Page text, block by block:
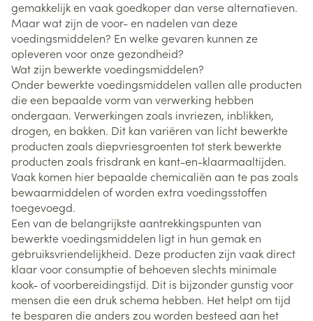
gemakkelijk en vaak goedkoper dan verse alternatieven.
Maar wat zijn de voor- en nadelen van deze
voedingsmiddelen? En welke gevaren kunnen ze
opleveren voor onze gezondheid?
Wat zijn bewerkte voedingsmiddelen?
Onder bewerkte voedingsmiddelen vallen alle producten
die een bepaalde vorm van verwerking hebben
ondergaan. Verwerkingen zoals invriezen, inblikken,
drogen, en bakken. Dit kan variëren van licht bewerkte
producten zoals diepvriesgroenten tot sterk bewerkte
producten zoals frisdrank en kant-en-klaarmaaltijden.
Vaak komen hier bepaalde chemicaliën aan te pas zoals
bewaarmiddelen of worden extra voedingsstoffen
toegevoegd.
Een van de belangrijkste aantrekkingspunten van
bewerkte voedingsmiddelen ligt in hun gemak en
gebruiksvriendelijkheid. Deze producten zijn vaak direct
klaar voor consumptie of behoeven slechts minimale
kook- of voorbereidingstijd. Dit is bijzonder gunstig voor
mensen die een druk schema hebben. Het helpt om tijd
te besparen die anders zou worden besteed aan het